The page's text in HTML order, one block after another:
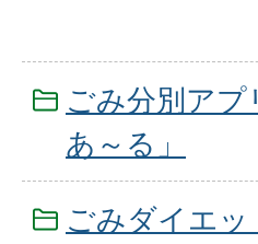
ごみ分別アプ
あ～る」
ごみダイエッ